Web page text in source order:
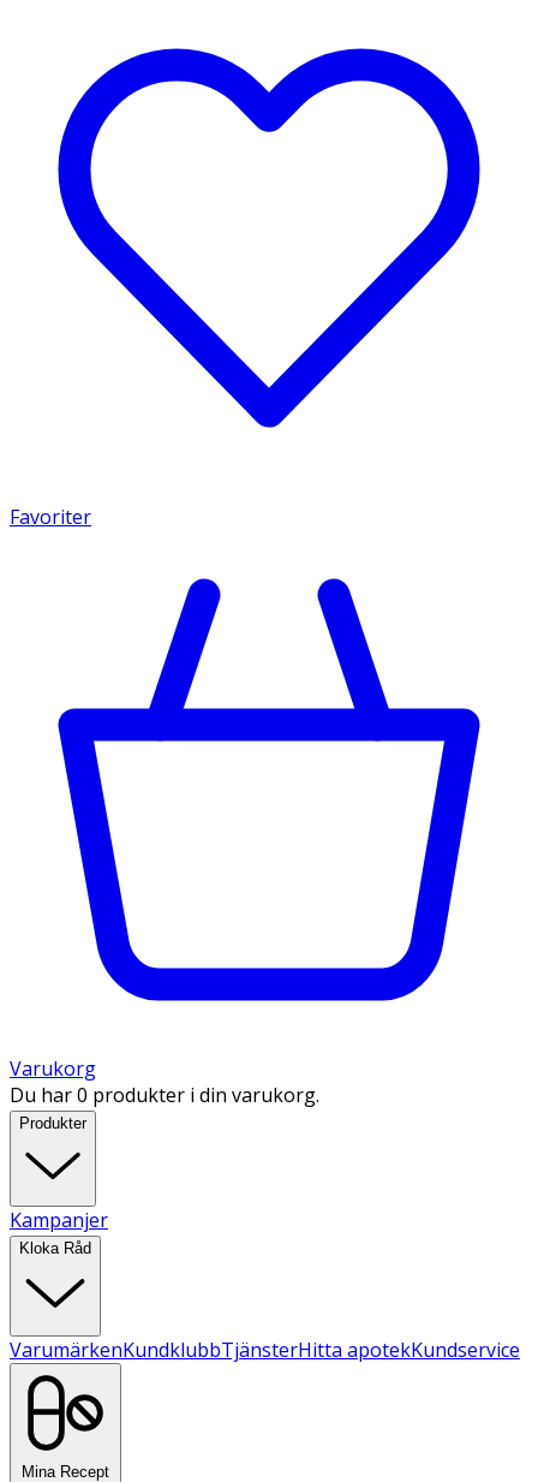
Favoriter
Varukorg
Du har 0 produkter i din varukorg.
Produkter
Kampanjer
Kloka Råd
VarumärkenKundklubbTjänsterHitta apotekKundservice
Mina Recept